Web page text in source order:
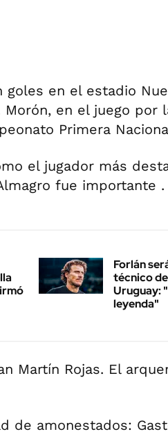
en el estadio
en el juego por
Primera
el jugador más
fue importante .
Forlán
técnico
Uruguay:
leyenda"
Martín Rojas. El
de amonestados: